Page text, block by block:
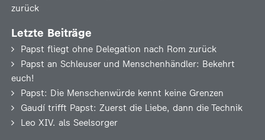
zurück
Letzte Beiträge
Papst fliegt ohne Delegation nach Rom zurück
Papst an Schleuser und Menschenhändler: Bekehrt
euch!
Papst: Die Menschenwürde kennt keine Grenzen
Gaudí trifft Papst: Zuerst die Liebe, dann die Technik
Leo XIV. als Seelsorger